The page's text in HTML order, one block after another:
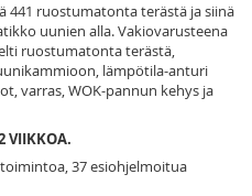
441 ruostumatonta terästä ja siinä
uunien alla. Vakiovarusteena
ruostumatonta terästä,
lämpötila-anturi
varras, WOK-pannun kehys ja
VIIKKOA.
37 esiohjelmoitua